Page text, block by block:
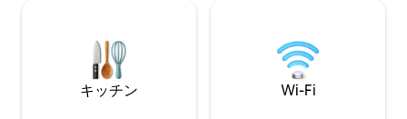
キッチン Wi-Fi